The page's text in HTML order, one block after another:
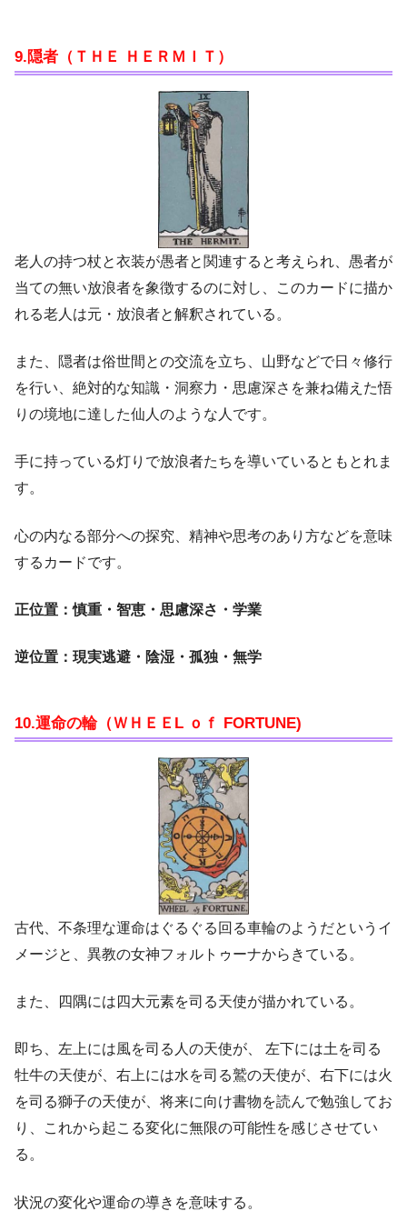
9.隠者（ＴＨＥ ＨＥＲＭＩＴ）
老人の持つ杖と衣装が愚者と関連すると考えられ、愚者が
当ての無い放浪者を象徴するのに対し、このカードに描か
れる老人は元・放浪者と解釈されている。
また、隠者は俗世間との交流を立ち、山野などで日々修行
を行い、絶対的な知識・洞察力・思慮深さを兼ね備えた悟
りの境地に達した仙人のような人です。
手に持っている灯りで放浪者たちを導いているともとれま
す。
心の内なる部分への探究、精神や思考のあり方などを意味
するカードです。
正位置：慎重・智恵・思慮深さ・学業
逆位置：現実逃避・陰湿・孤独・無学
10.運命の輪（ＷＨＥＥL ｏｆ FORTUNE)
古代、不条理な運命はぐるぐる回る車輪のようだというイ
メージと、異教の女神フォルトゥーナからきている。
また、四隅には四大元素を司る天使が描かれている。
即ち、左上には風を司る人の天使が、 左下には土を司る
牡牛の天使が、右上には水を司る鷲の天使が、右下には火
を司る獅子の天使が、将来に向け書物を読んで勉強してお
り、これから起こる変化に無限の可能性を感じさせてい
る。
状況の変化や運命の導きを意味する。